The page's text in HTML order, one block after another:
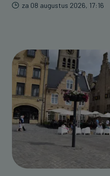
za 08 augustus 2026, 17:16